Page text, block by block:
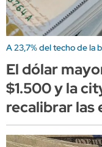
A 23,7% del techo de la
El dólar
$1.500 y la
recalibrar las